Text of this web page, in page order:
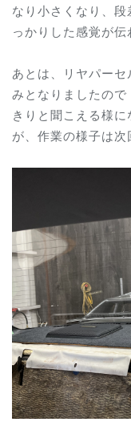
なり小さくなり、
っかりした感覚が伝
あとは、リヤパー
みとなりましたの
きりと聞こえる様
が、作業の様子は次